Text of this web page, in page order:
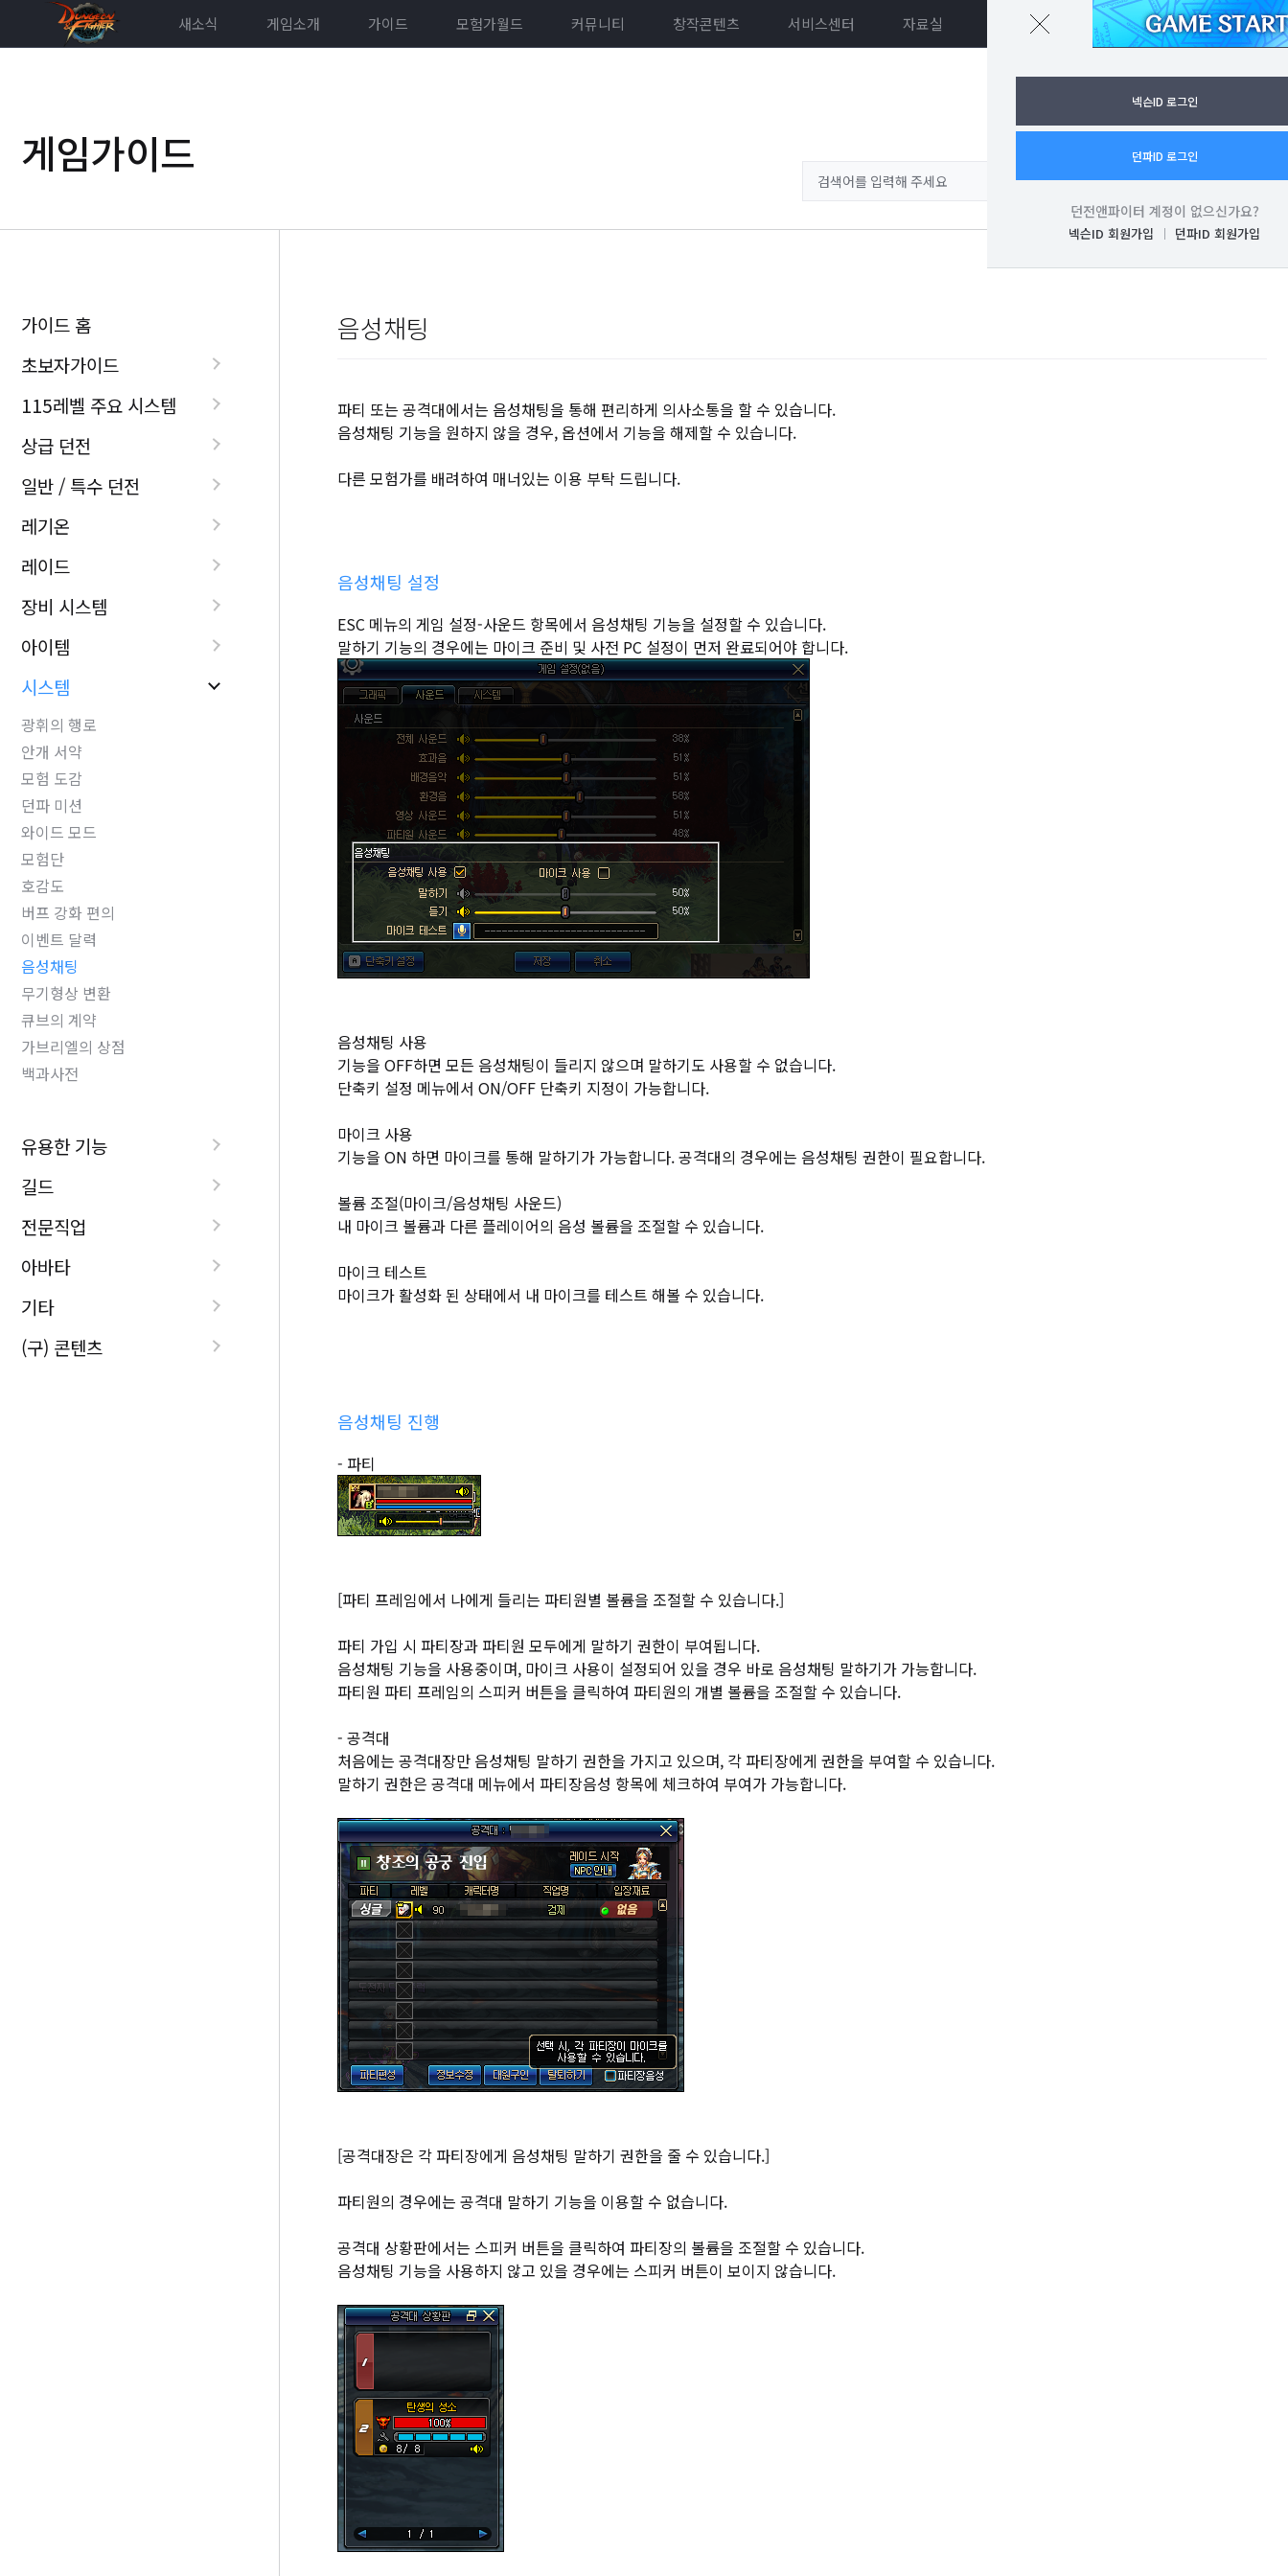
새소식 게임소개 가이드 모험가월드 커뮤니티 창작콘텐츠 서비스센터 자료실 던파ON로그인
넥슨ID 로그인
던파ID 로그인
던전앤파이터 계정이 없으신가요?
넥슨ID 회원가입 던파ID 회원가입
게임가이드
가이드 홈
초보자가이드
115레벨 주요 시스템
상급 던전
일반 / 특수 던전
레기온
레이드
장비 시스템
아이템
시스템
광휘의 행로
안개 서약
모험 도감
던파 미션
와이드 모드
모험단
호감도
버프 강화 편의
이벤트 달력
음성채팅
무기형상 변환
큐브의 계약
가브리엘의 상점
백과사전
유용한 기능
길드
전문직업
아바타
기타
(구) 콘텐츠
음성채팅
파티 또는 공격대에서는 음성채팅을 통해 편리하게 의사소통을 할 수 있습니다.
음성채팅 기능을 원하지 않을 경우, 옵션에서 기능을 해제할 수 있습니다.
다른 모험가를 배려하여 매너있는 이용 부탁 드립니다.
음성채팅 설정
ESC 메뉴의 게임 설정-사운드 항목에서 음성채팅 기능을 설정할 수 있습니다.
말하기 기능의 경우에는 마이크 준비 및 사전 PC 설정이 먼저 완료되어야 합니다.
음성채팅 사용
기능을 OFF하면 모든 음성채팅이 들리지 않으며 말하기도 사용할 수 없습니다.
단축키 설정 메뉴에서 ON/OFF 단축키 지정이 가능합니다.
마이크 사용
기능을 ON 하면 마이크를 통해 말하기가 가능합니다. 공격대의 경우에는 음성채팅 권한이 필요합니다.
볼륨 조절(마이크/음성채팅 사운드)
내 마이크 볼륨과 다른 플레이어의 음성 볼륨을 조절할 수 있습니다.
마이크 테스트
마이크가 활성화 된 상태에서 내 마이크를 테스트 해볼 수 있습니다.
음성채팅 진행
- 파티
[파티 프레임에서 나에게 들리는 파티원별 볼륨을 조절할 수 있습니다.]
파티 가입 시 파티장과 파티원 모두에게 말하기 권한이 부여됩니다.
음성채팅 기능을 사용중이며, 마이크 사용이 설정되어 있을 경우 바로 음성채팅 말하기가 가능합니다.
파티원 파티 프레임의 스피커 버튼을 클릭하여 파티원의 개별 볼륨을 조절할 수 있습니다.
- 공격대
처음에는 공격대장만 음성채팅 말하기 권한을 가지고 있으며, 각 파티장에게 권한을 부여할 수 있습니다.
말하기 권한은 공격대 메뉴에서 파티장음성 항목에 체크하여 부여가 가능합니다.
[공격대장은 각 파티장에게 음성채팅 말하기 권한을 줄 수 있습니다.]
파티원의 경우에는 공격대 말하기 기능을 이용할 수 없습니다.
공격대 상황판에서는 스피커 버튼을 클릭하여 파티장의 볼륨을 조절할 수 있습니다.
음성채팅 기능을 사용하지 않고 있을 경우에는 스피커 버튼이 보이지 않습니다.